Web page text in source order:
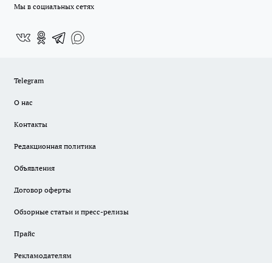
Мы в социальных сетях
Telegram
О нас
Контакты
Редакционная политика
Объявления
Договор оферты
Обзорные статьи и пресс-релизы
Прайс
Рекламодателям